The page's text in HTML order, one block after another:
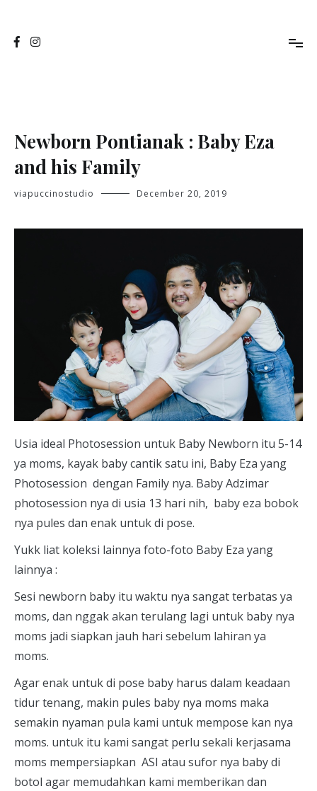
content
Newborn Pontianak : Baby Eza
and his Family
viapuccinostudio December 20, 2019
Usia ideal Photosession untuk Baby Newborn itu 5-14
ya moms, kayak baby cantik satu ini, Baby Eza yang
Photosession dengan Family nya. Baby Adzimar
photosession nya di usia 13 hari nih, baby eza bobok
nya pules dan enak untuk di pose.
Yukk liat koleksi lainnya foto-foto Baby Eza yang
lainnya :
Sesi newborn baby itu waktu nya sangat terbatas ya
moms, dan nggak akan terulang lagi untuk baby nya
moms jadi siapkan jauh hari sebelum lahiran ya
moms.
Agar enak untuk di pose baby harus dalam keadaan
tidur tenang, makin pules baby nya moms maka
semakin nyaman pula kami untuk mempose kan nya
moms. untuk itu kami sangat perlu sekali kerjasama
moms mempersiapkan ASI atau sufor nya baby di
botol agar memudahkan kami memberikan dan